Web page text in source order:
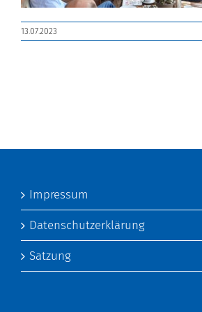
13.07.2023
Impressum
Datenschutzerklärung
Satzung